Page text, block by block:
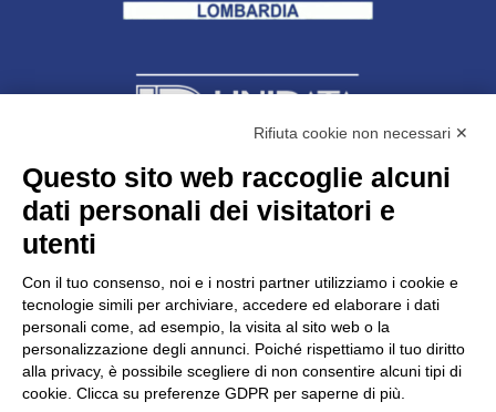
Unidata s.r.lcon unico socio
Largo dell’Artigianato, 1 - 23100 Sondrio
C.F. 00481790145 - N.REA SO-36426
PEC: unidata.sondrio@legalmail.it
Cap. soc. euro 100.000,00 i.v.
Rifiuta cookie non necessari ✕
Questo sito web raccoglie alcuni
dati personali dei visitatori e
utenti
Con il tuo consenso, noi e i nostri partner utilizziamo i cookie e
tecnologie simili per archiviare, accedere ed elaborare i dati
personali come, ad esempio, la visita al sito web o la
personalizzazione degli annunci. Poiché rispettiamo il tuo diritto
alla privacy, è possibile scegliere di non consentire alcuni tipi di
cookie. Clicca su preferenze GDPR per saperne di più.